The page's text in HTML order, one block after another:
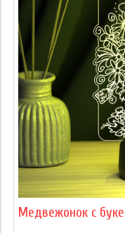
Медвежонок с